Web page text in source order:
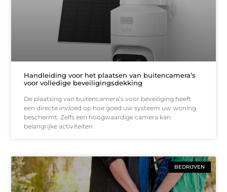
Handleiding voor het plaatsen van buitencamera’s
voor volledige beveiligingsdekking
De plaatsing van buitencamera’s voor beveiliging heeft
een directe invloed op hoe goed uw systeem uw woning
beschermt. Zelfs een hoogwaardige camera kan
belangrijke activiteiten
BEDRIJVEN